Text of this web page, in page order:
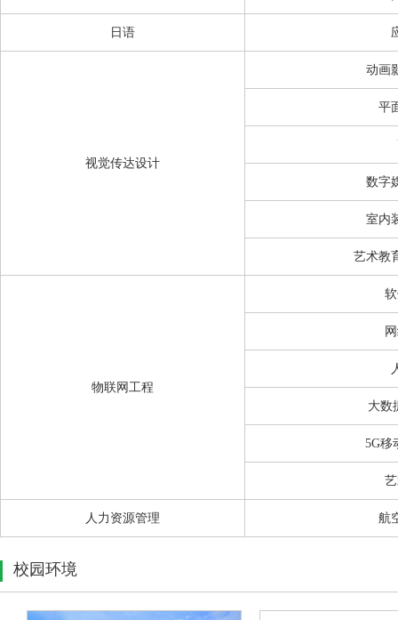
日语
视觉传达设计
动画
平
数字
室内
艺术教
物联网工程
大数
5G移
人力资源管理 航
校园环境